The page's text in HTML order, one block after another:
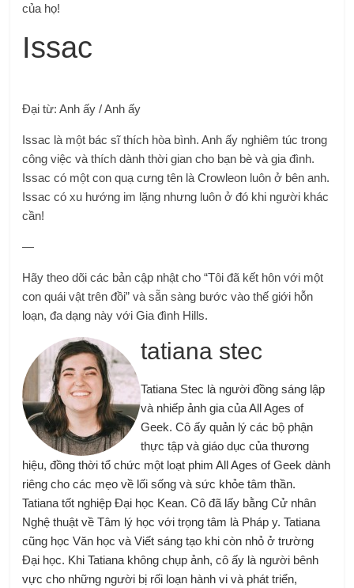
của họ!
Issac
Đại từ: Anh ấy / Anh ấy
Issac là một bác sĩ thích hòa bình. Anh ấy nghiêm túc trong
công việc và thích dành thời gian cho bạn bè và gia đình.
Issac có một con quạ cưng tên là Crowleon luôn ở bên anh.
Issac có xu hướng im lặng nhưng luôn ở đó khi người khác
cần!
—
Hãy theo dõi các bản cập nhật cho “Tôi đã kết hôn với một
con quái vật trên đồi” và sẵn sàng bước vào thế giới hỗn
loạn, đa dạng này với Gia đình Hills.
tatiana stec
Tatiana Stec là người đồng sáng lập
và nhiếp ảnh gia của All Ages of
Geek. Cô ấy quản lý các bộ phận
thực tập và giáo dục của thương
hiệu, đồng thời tổ chức một loạt phim All Ages of Geek dành
riêng cho các mẹo về lối sống và sức khỏe tâm thần.
Tatiana tốt nghiệp Đại học Kean. Cô đã lấy bằng Cử nhân
Nghệ thuật về Tâm lý học với trọng tâm là Pháp y. Tatiana
cũng học Văn học và Viết sáng tạo khi còn nhỏ ở trường
Đại học. Khi Tatiana không chụp ảnh, cô ấy là người bênh
vực cho những người bị rối loạn hành vi và phát triển,